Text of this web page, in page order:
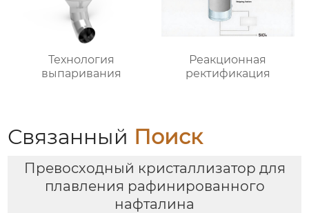
Технология
выпаривания
Реакционная
ректификация
Связанный Поиск
Превосходный кристаллизатор для
плавления рафинированного
нафталина